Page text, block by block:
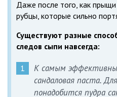
Даже после того, как
рубцы, которые сильно
Существуют разные
следов сыпи навсегда:
К самым
сандаловая паста.
понадобится пудра